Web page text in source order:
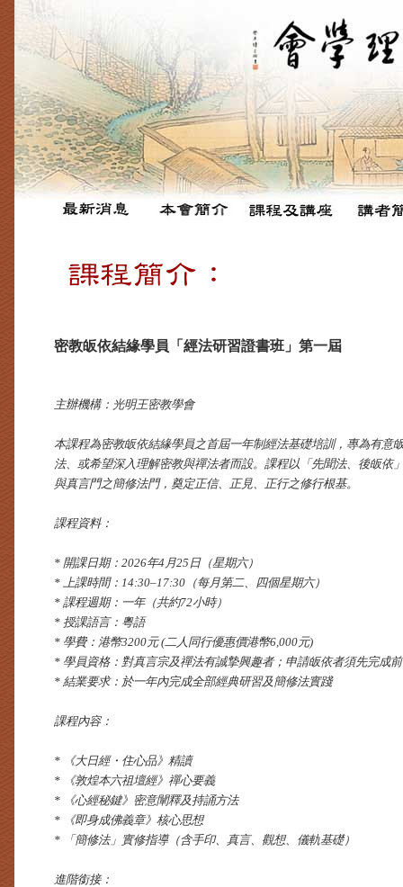
密教皈依結緣學員「經法研習證書班」第一屆
主辦機構：光明王密教學會
本課程為密教皈依結緣學員之首屆一年制經法基礎培訓，專為有意
法、或希望深入理解密教與禪法者而設。課程以「先聞法、後皈依
與真言門之簡修法門，奠定正信、正見、正行之修行根基。
課程資料：
* 開課日期：2026年4月25日（星期六）
* 上課時間：14:30–17:30（每月第二、四個星期六）
* 課程週期：一年（共約72小時）
* 授課語言：粵語
* 學費：港幣3200元 (二人同行優惠價港幣6,000元)
* 學員資格：對真言宗及禪法有誠摯興趣者；申請皈依者須先完成
* 結業要求：於一年內完成全部經典研習及簡修法實踐
課程內容：
* 《大日經・住心品》精讀
* 《敦煌本六祖壇經》禪心要義
* 《心經秘鍵》密意闡釋及持誦方法
* 《即身成佛義章》核心思想
* 「簡修法」實修指導（含手印、真言、觀想、儀軌基礎）
進階銜接：